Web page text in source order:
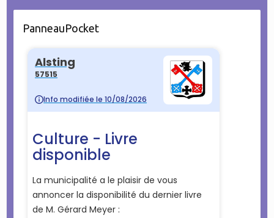
PanneauPocket